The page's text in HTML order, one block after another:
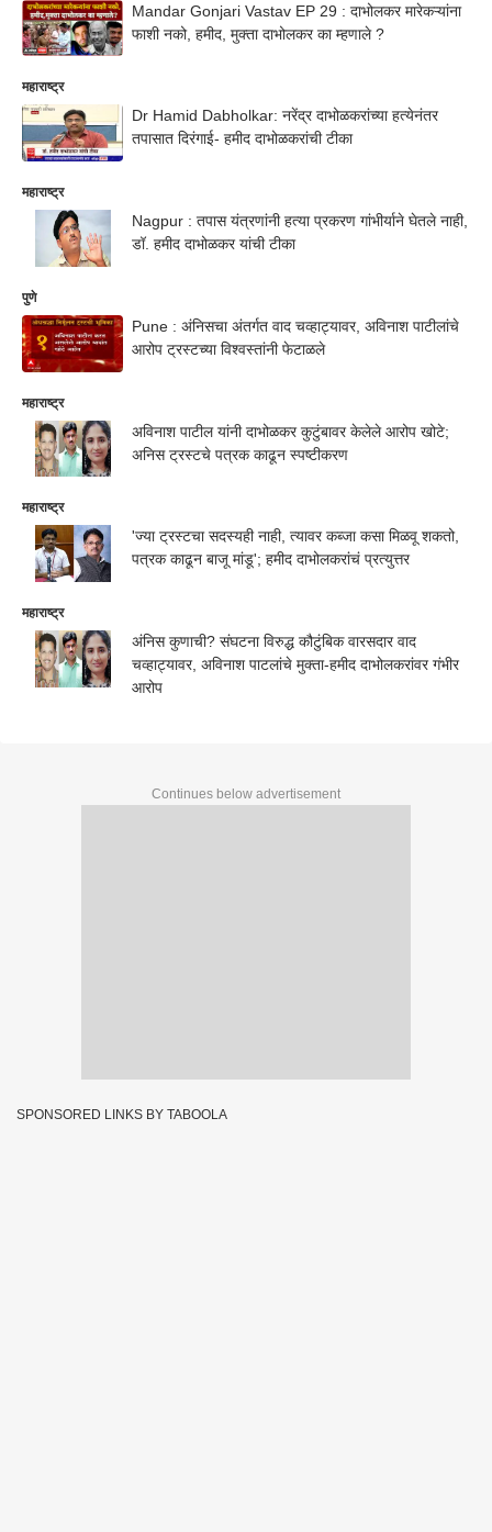
Mandar Gonjari Vastav EP 29 : दाभोलकर मारेकऱ्यांना
फाशी नको, हमीद, मुक्ता दाभोलकर का म्हणाले ?
महाराष्ट्र
Dr Hamid Dabholkar: नरेंद्र दाभोळकरांच्या हत्येनंतर
तपासात दिरंगाई- हमीद दाभोळकरांची टीका
महाराष्ट्र
Nagpur : तपास यंत्रणांनी हत्या प्रकरण गांभीर्याने घेतले नाही,
डॉ. हमीद दाभोळकर यांची टीका
पुणे
Pune : अंनिसचा अंतर्गत वाद चव्हाट्यावर, अविनाश पाटीलांचे
आरोप ट्रस्टच्या विश्वस्तांनी फेटाळले
महाराष्ट्र
अविनाश पाटील यांनी दाभोळकर कुटुंबावर केलेले आरोप खोटे;
अनिस ट्रस्टचे पत्रक काढून स्पष्टीकरण
महाराष्ट्र
'ज्या ट्रस्टचा सदस्यही नाही, त्यावर कब्जा कसा मिळवू शकतो,
पत्रक काढून बाजू मांडू'; हमीद दाभोलकरांचं प्रत्युत्तर
महाराष्ट्र
अंनिस कुणाची? संघटना विरुद्ध कौटुंबिक वारसदार वाद
चव्हाट्यावर, अविनाश पाटलांचे मुक्ता-हमीद दाभोलकरांवर गंभीर
आरोप
Continues below advertisement
SPONSORED LINKS BY TABOOLA